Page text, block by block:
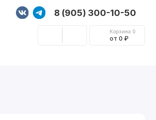
8 (905) 300-10-50
Корзина 0
от 0 ₽